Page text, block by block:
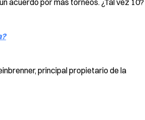
principal propietario de la